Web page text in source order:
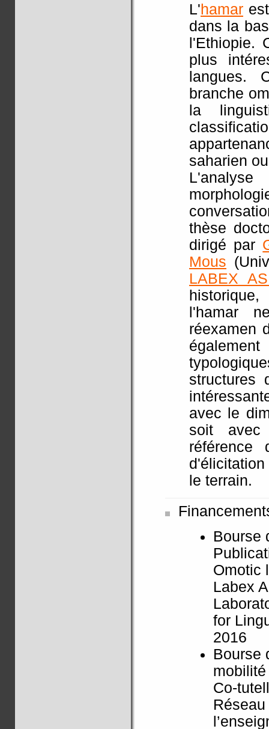
L'hamar
dans la
l'Ethiopie.
plus
langues.
branche
la
saharien
thèse
dirigé par
Mous
LABEX
l'hamar
réexamen
structures
avec le
soit avec
référence
le terrain.
Bourse
Omotic
Labex
for
2016
Bourse
Co-